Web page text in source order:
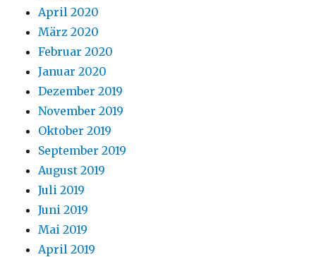
April 2020
März 2020
Februar 2020
Januar 2020
Dezember 2019
November 2019
Oktober 2019
September 2019
August 2019
Juli 2019
Juni 2019
Mai 2019
April 2019